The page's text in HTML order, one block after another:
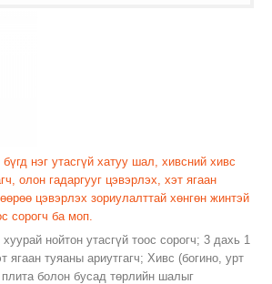
нэг утасгүй хатуу шал, хивсний хивс
олон гадаргууг цэвэрлэх, хэт ягаан
цэвэрлэх зориулалттай хөнгөн жинтэй
сорогч ба моп.
нойтон утасгүй тоос сорогч; 3 дахь 1
ягаан туяаны ариутгагч; Хивс (богино, урт
болон бусад төрлийн шалыг